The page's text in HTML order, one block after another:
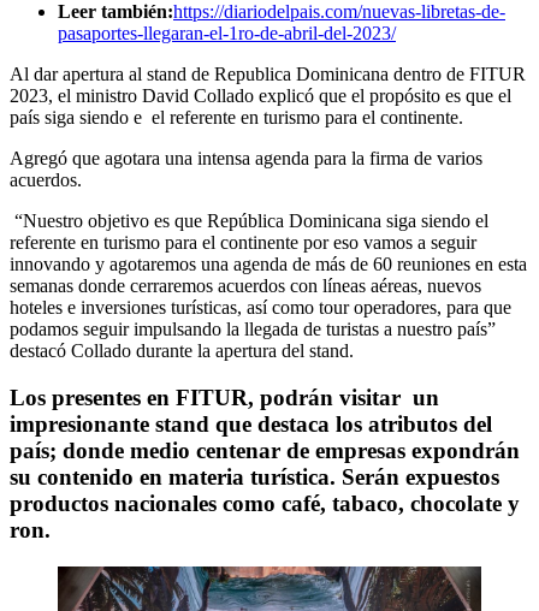
Leer también:https://diariodelpais.com/nuevas-libretas-de-
pasaportes-llegaran-el-1ro-de-abril-del-2023/
Al dar apertura al stand de Republica Dominicana dentro de FITUR
2023, el ministro David Collado explicó que el propósito es que el
país siga siendo e el referente en turismo para el continente.
Agregó que agotara una intensa agenda para la firma de varios
acuerdos.
“Nuestro objetivo es que República Dominicana siga siendo el
referente en turismo para el continente por eso vamos a seguir
innovando y agotaremos una agenda de más de 60 reuniones en esta
semanas donde cerraremos acuerdos con líneas aéreas, nuevos
hoteles e inversiones turísticas, así como tour operadores, para que
podamos seguir impulsando la llegada de turistas a nuestro país”
destacó Collado durante la apertura del stand.
Los presentes en FITUR, podrán visitar un
impresionante stand que destaca los atributos del
país; donde medio centenar de empresas expondrán
su contenido en materia turística. Serán expuestos
productos nacionales como café, tabaco, chocolate y
ron.